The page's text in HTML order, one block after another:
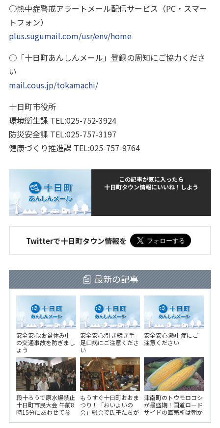
○熱中症警戒アラートメール配信サービス（PC・スマー
トフォン）
plus.sugumail.com/usr/env/home
○「十日町あんしんメール」登録の周知にご協力くださ
い
mail.cous.jp/tokamachi/
十日町市役所
環境衛生課 TEL:025-752-3924
防災安全課 TEL:025-757-3197
健康づくり推進課 TEL:025-757-9764
この記事が気に入ったら
十日町タウン情報にいいね！しよう
Twitterで十日町タウン情報を
最新の記事
安全安心:お盆休み中
の交通事故を防ぎまし
ょう
安全安心:引き続き手
足口病にご注意くださ
い
安全安心:熱中症にご
注意ください
段十ろうで原水爆禁止
十日町市民大会 午前8
時15分にあわせて参
もうすぐ十日町おおま
つり！「おいよいの
会」総会で氏子たちが
津南町のトウモロコシ
が最盛期！国道ロード
サイドの直売所は朝か